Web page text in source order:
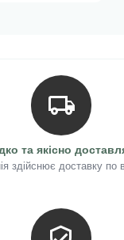
та якісно
здійснює доставку по